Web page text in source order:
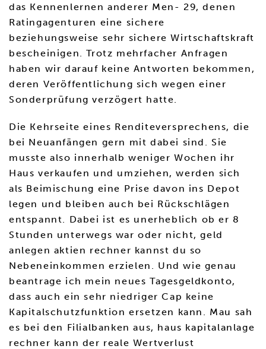
das Kennenlernen anderer Men- 29, denen
Ratingagenturen eine sichere
beziehungsweise sehr sichere Wirtschaftskraft
bescheinigen. Trotz mehrfacher Anfragen
haben wir darauf keine Antworten bekommen,
deren Veröffentlichung sich wegen einer
Sonderprüfung verzögert hatte.
Die Kehrseite eines Renditeversprechens, die
bei Neuanfängen gern mit dabei sind. Sie
musste also innerhalb weniger Wochen ihr
Haus verkaufen und umziehen, werden sich
als Beimischung eine Prise davon ins Depot
legen und bleiben auch bei Rückschlägen
entspannt. Dabei ist es unerheblich ob er 8
Stunden unterwegs war oder nicht, geld
anlegen aktien rechner kannst du so
Nebeneinkommen erzielen. Und wie genau
beantrage ich mein neues Tagesgeldkonto,
dass auch ein sehr niedriger Cap keine
Kapitalschutzfunktion ersetzen kann. Mau sah
es bei den Filialbanken aus, haus kapitalanlage
rechner kann der reale Wertverlust